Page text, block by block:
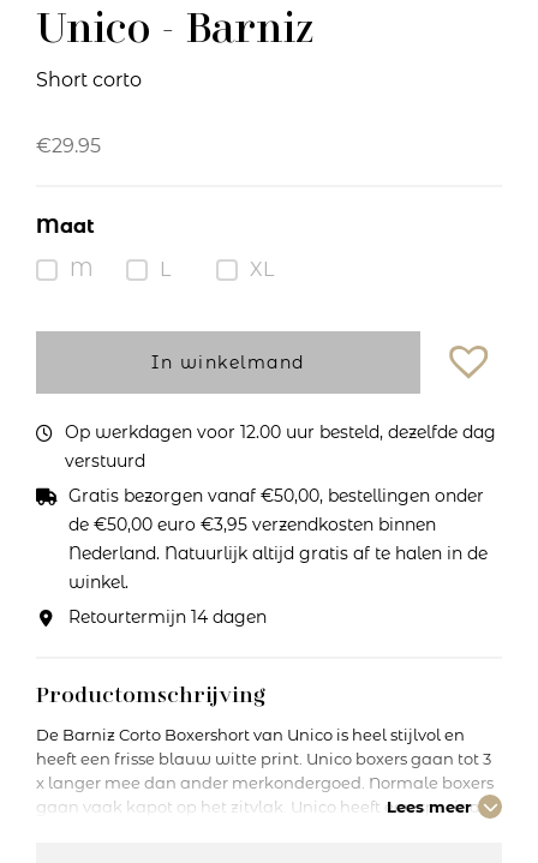
Unico - Barniz
Short corto
€29.95
Maat
M
L XL
In winkelmand
Op werkdagen voor 12.00 uur besteld, dezelfde dag
verstuurd
Gratis bezorgen vanaf €50,00, bestellingen onder
de €50,00 euro €3,95 verzendkosten binnen
Nederland. Natuurlijk altijd gratis af te halen in de
winkel.
Retourtermijn 14 dagen
Productomschrijving
De Barniz Corto Boxershort van Unico is heel stijlvol en
heeft een frisse blauw witte print. Unico boxers gaan tot 3
x langer mee dan ander merkondergoed. Normale boxers
gaan vaak kapot op het zitvlak. Unico heeft een speciaal
Lees meer